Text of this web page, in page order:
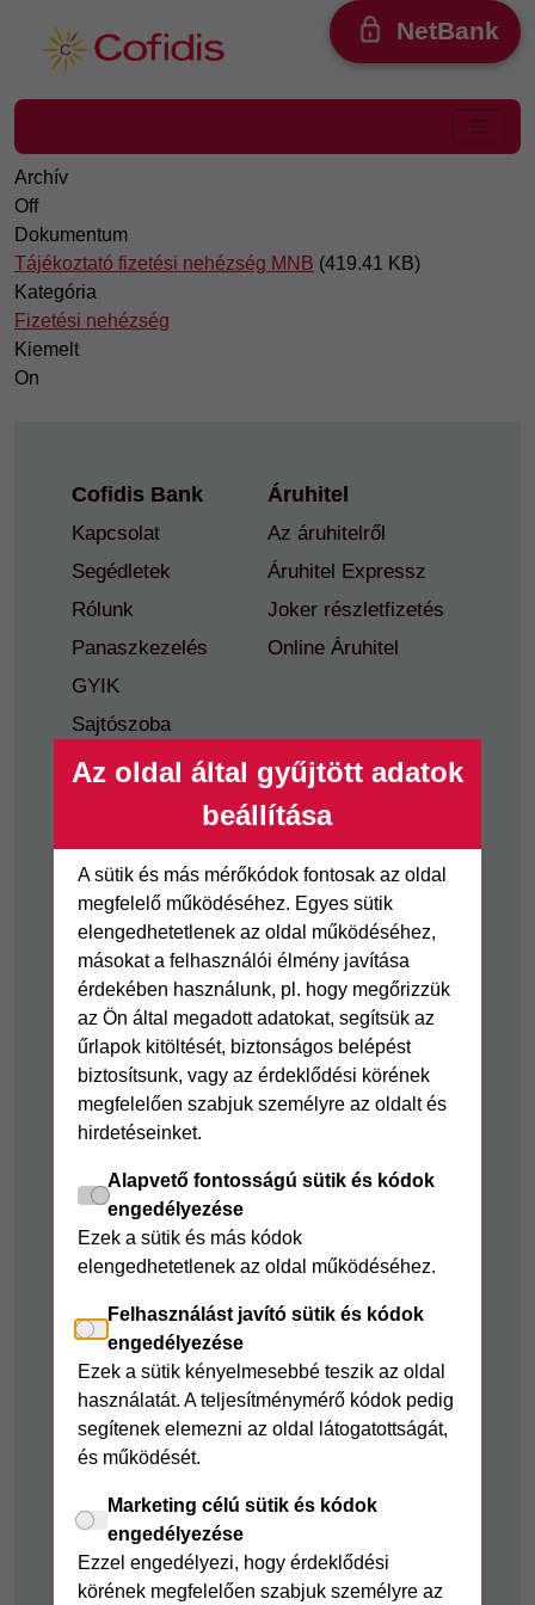
NetBank
Archív
Off
Dokumentum
Tájékoztató fizetési nehézség MNB (419.41 KB)
Kategória
Fizetési nehézség
Kiemelt
On
Az oldal által gyűjtött adatok
beállítása
A sütik és más mérőkódok fontosak az oldal
megfelelő működéséhez. Egyes sütik
elengedhetetlenek az oldal működéséhez,
másokat a felhasználói élmény javítása
érdekében használunk, pl. hogy megőrizzük
az Ön által megadott adatokat, segítsük az
űrlapok kitöltését, biztonságos belépést
biztosítsunk, vagy az érdeklődési körének
megfelelően szabjuk személyre az oldalt és
hirdetéseinket.
Alapvető fontosságú sütik és kódok
engedélyezése
Ezek a sütik és más kódok
elengedhetetlenek az oldal működéséhez.
Felhasználást javító sütik és kódok
engedélyezése
Ezek a sütik kényelmesebbé teszik az oldal
használatát. A teljesítménymérő kódok pedig
segítenek elemezni az oldal látogatottságát,
és működését.
Marketing célú sütik és kódok
engedélyezése
Ezzel engedélyezi, hogy érdeklődési
körének megfelelően szabjuk személyre az
Footer
Cofidis Bank
Kapcsolat
Segédletek
Rólunk
Panaszkezelés
GYIK
Sajtószoba
Nyilvánosságra
Visszaélés-bejelentés
Tájékoztató
fogyatékkal élő
ügyfelek részére
Áruhitel
Az áruhitelről
Áruhitel Expressz
Joker részletfizetés
Online Áruhitel
Hitelkártya
Cofidis Hitelkártya
Joker részletfizetés
Áruhitel Expressz
Mindig Kéznél
kölcsön
Személyikölcsön
Cofidis személyi
kölcsön
Cofidis Bank
Mindig Kéznél
kölcsön
Takarékszámla
Pénzügyi Navigátor
Cofidis Bank a
Zöldebb Környezetért
Cofidis Bank a
Zöldebb Jövőért
Biztonságos
pénzügyek